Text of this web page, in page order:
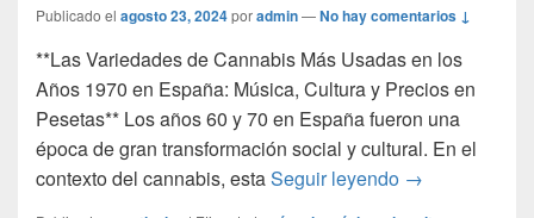
Publicado el agosto 23, 2024poradmin—No hay comentarios ↓
**Las Variedades de Cannabis Más Usadas en los
Años 1970 en España: Música, Cultura y Precios en
Pesetas** Los años 60 y 70 en España fueron una
época de gran transformación social y cultural. En el
contexto del cannabis, estaSeguir leyendo Las
→